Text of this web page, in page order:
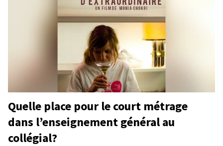
Quelle place pour le court métrage
dans l’enseignement général au
collégial?